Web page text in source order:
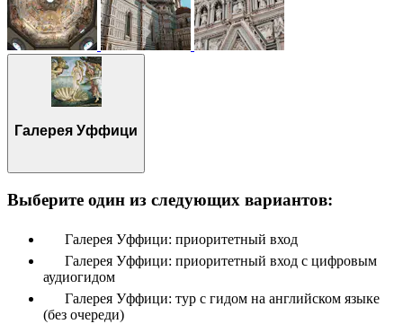
Галерея Уффици
Выберите один из следующих вариантов:
Галерея Уффици: приоритетный вход
Галерея Уффици: приоритетный вход с цифровым
аудиогидом
Галерея Уффици: тур с гидом на английском языке
(без очереди)